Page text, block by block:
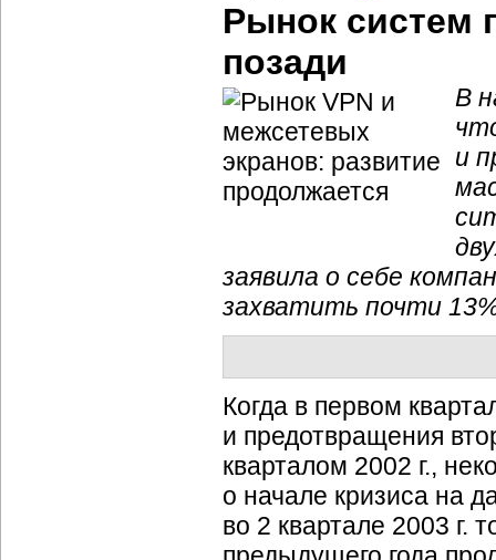
Рынок систем
позади
В
и
заявила о себе
захватить почти
Когда в первом
и предотвращения
кварталом 2002 г.,
о начале кризиса на
во 2 квартале 2003 г.